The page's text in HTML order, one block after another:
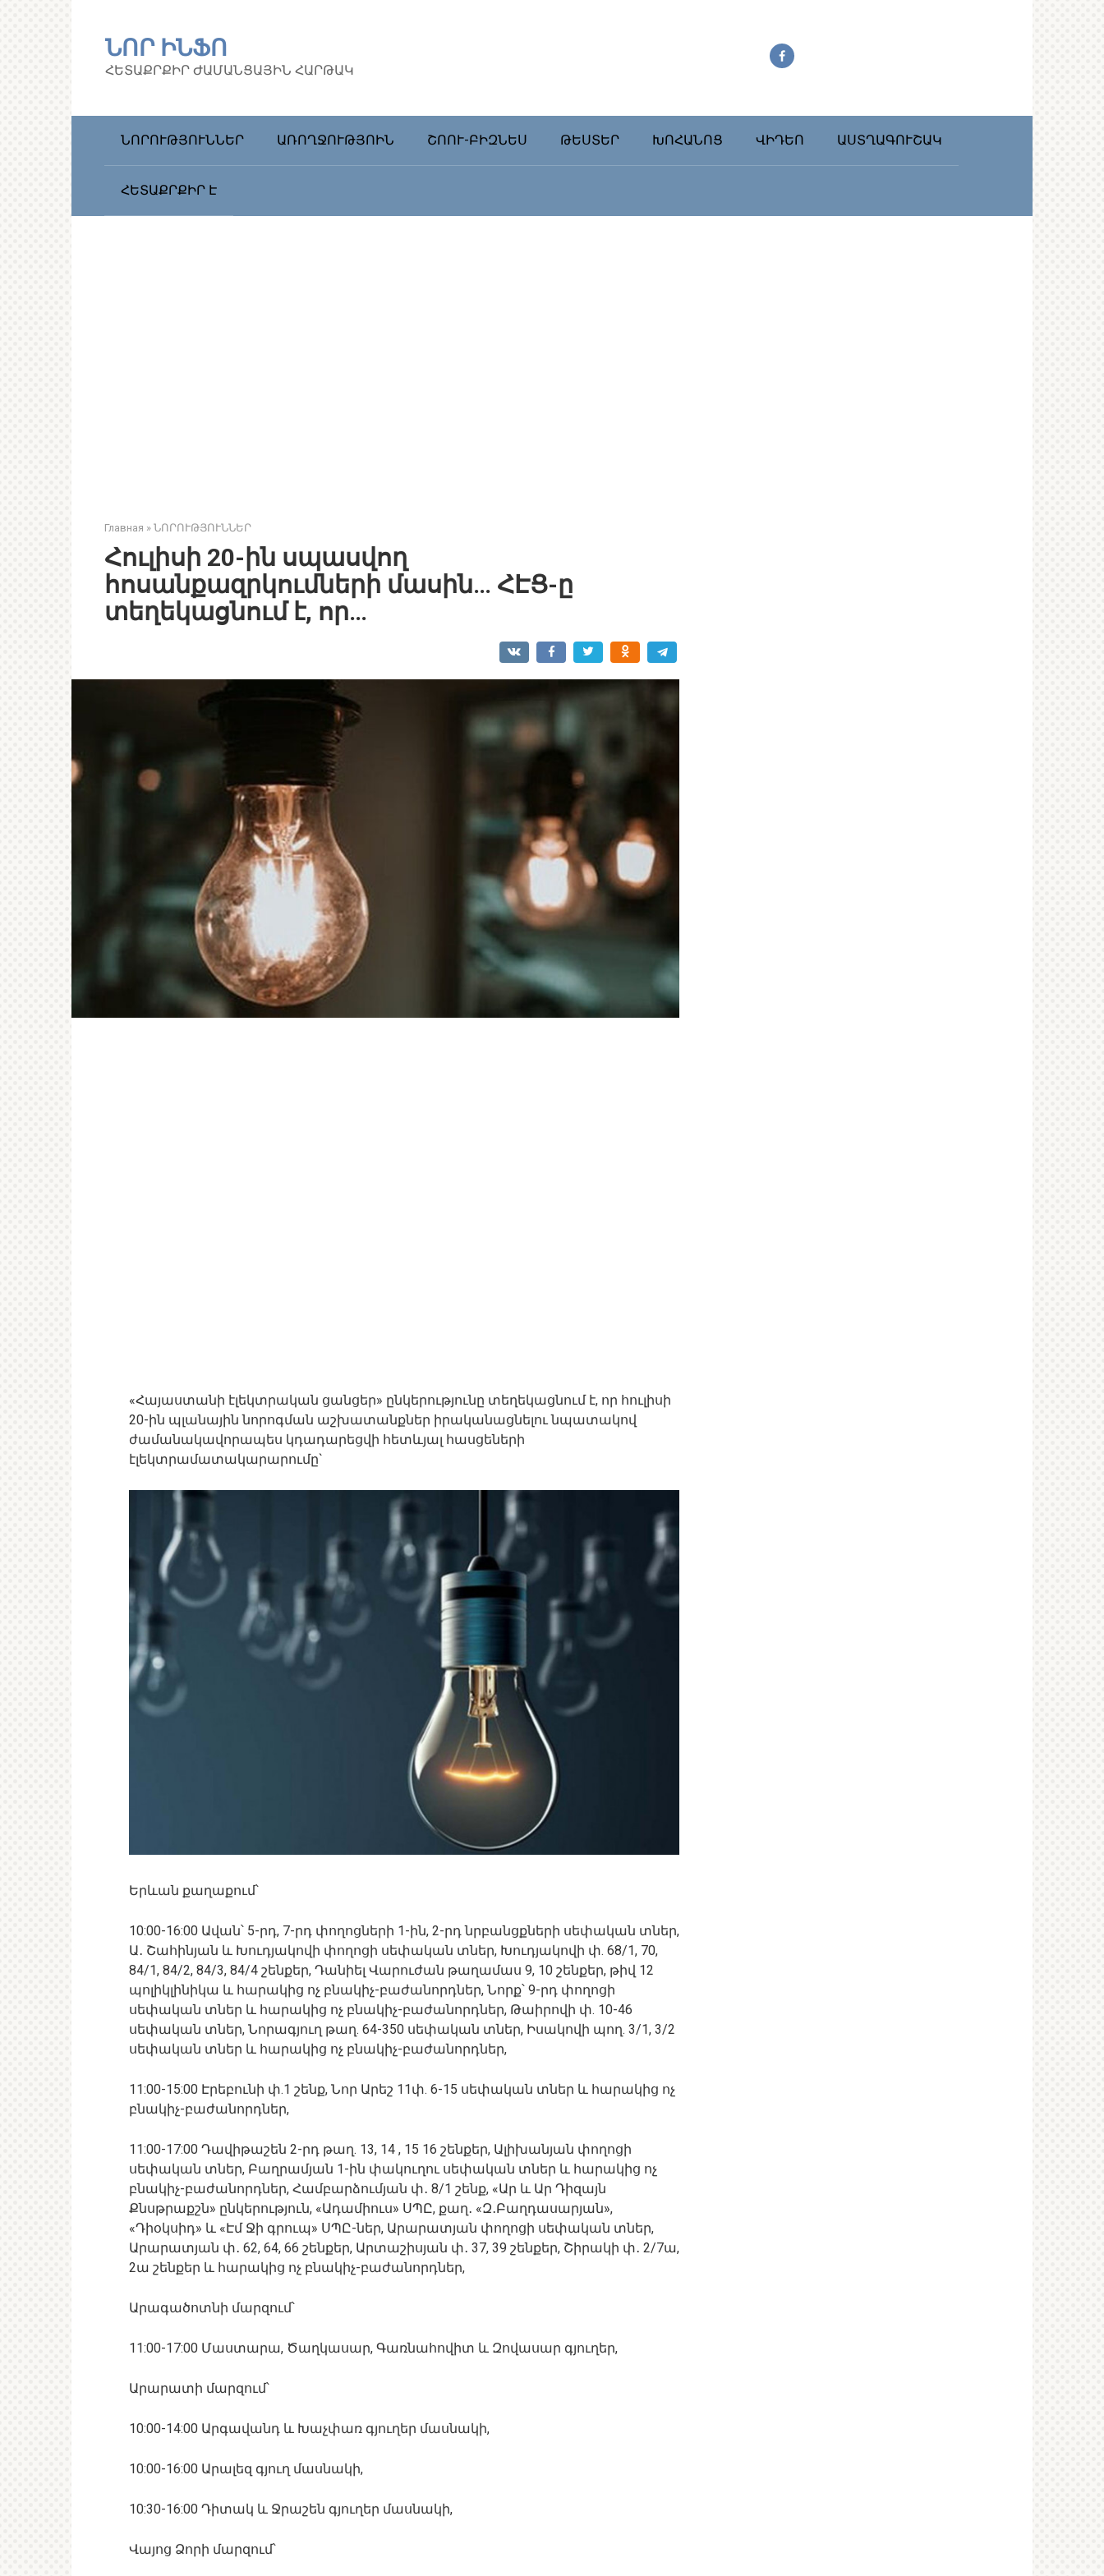
ՆՈՐ ԻՆՖՈ
ՀԵՏԱՔՐՔԻՐ ԺԱՄԱՆՑԱՅԻՆ ՀԱՐԹԱԿ
ՆՈՐՈՒԹՅՈՒՆՆԵՐ ԱՌՈՂՋՈՒԹՅՈԻՆ ՇՈՈՒ-ԲԻԶՆԵՍ ԹԵՍՏԵՐ ԽՈՀԱՆՈՑ ՎԻԴԵՈ ԱՍՏՂԱԳՈՒՇԱԿ
ՀԵՏԱՔՐՔԻՐ Է
Главная » ՆՈՐՈՒԹՅՈՒՆՆԵՐ
Հուլիսի 20-ին սպասվող
հոսանքազրկումների մասին… ՀԷՑ-ը
տեղեկացնում է, որ…
«Հայաստանի էլեկտրական ցանցեր» ընկերությունը տեղեկացնում է, որ հուլիսի
20-ին պլանային նորոգման աշխատանքներ իրականացնելու նպատակով
ժամանակավորապես կդադարեցվի հետևյալ հասցեների
էլեկտրամատակարարումը`
Երևան քաղաքում՝
10:00-16:00 Ավան՝ 5-րդ, 7-րդ փողոցների 1-ին, 2-րդ նրբանցքների սեփական տներ,
Ա․ Շահինյան և Խուդյակովի փողոցի սեփական տներ, Խուդյակովի փ. 68/1, 70,
84/1, 84/2, 84/3, 84/4 շենքեր, Դանիել Վարուժան թաղամաս 9, 10 շենքեր, թիվ 12
պոլիկլինիկա և հարակից ոչ բնակիչ-բաժանորդներ, Նորք՝ 9-րդ փողոցի
սեփական տներ և հարակից ոչ բնակիչ-բաժանորդներ, Թաիրովի փ. 10-46
սեփական տներ, Նորագյուղ թաղ. 64-350 սեփական տներ, Իսակովի պող. 3/1, 3/2
սեփական տներ և հարակից ոչ բնակիչ-բաժանորդներ,
11:00-15:00 Էրեբունի փ.1 շենք, Նոր Արեշ 11փ. 6-15 սեփական տներ և հարակից ոչ
բնակիչ-բաժանորդներ,
11:00-17:00 Դավիթաշեն 2-րդ թաղ. 13, 14 , 15 16 շենքեր, Ալիխանյան փողոցի
սեփական տներ, Բաղրամյան 1-ին փակուղու սեփական տներ և հարակից ոչ
բնակիչ-բաժանորդներ, Համբարձումյան փ․ 8/1 շենք, «Ար և Ար Դիզայն
Քնսթրաքշն» ընկերություն, «Ադամիուս» ՍՊԸ, քաղ․ «Զ․Բաղդասարյան»,
«Դիօկսիդ» և «Էմ Ջի գրուպ» ՍՊԸ-ներ, Արարատյան փողոցի սեփական տներ,
Արարատյան փ․ 62, 64, 66 շենքեր, Արտաշիսյան փ․ 37, 39 շենքեր, Շիրակի փ․ 2/7ա,
2ա շենքեր և հարակից ոչ բնակիչ-բաժանորդներ,
Արագածոտնի մարզում՝
11:00-17:00 Մաստարա, Ծաղկասար, Գառնահովիտ և Զովասար գյուղեր,
Արարատի մարզում՝
10:00-14:00 Արգավանդ և Խաչփառ գյուղեր մասնակի,
10:00-16:00 Արալեզ գյուղ մասնակի,
10:30-16:00 Դիտակ և Ջրաշեն գյուղեր մասնակի,
Վայոց Ձորի մարզում՝